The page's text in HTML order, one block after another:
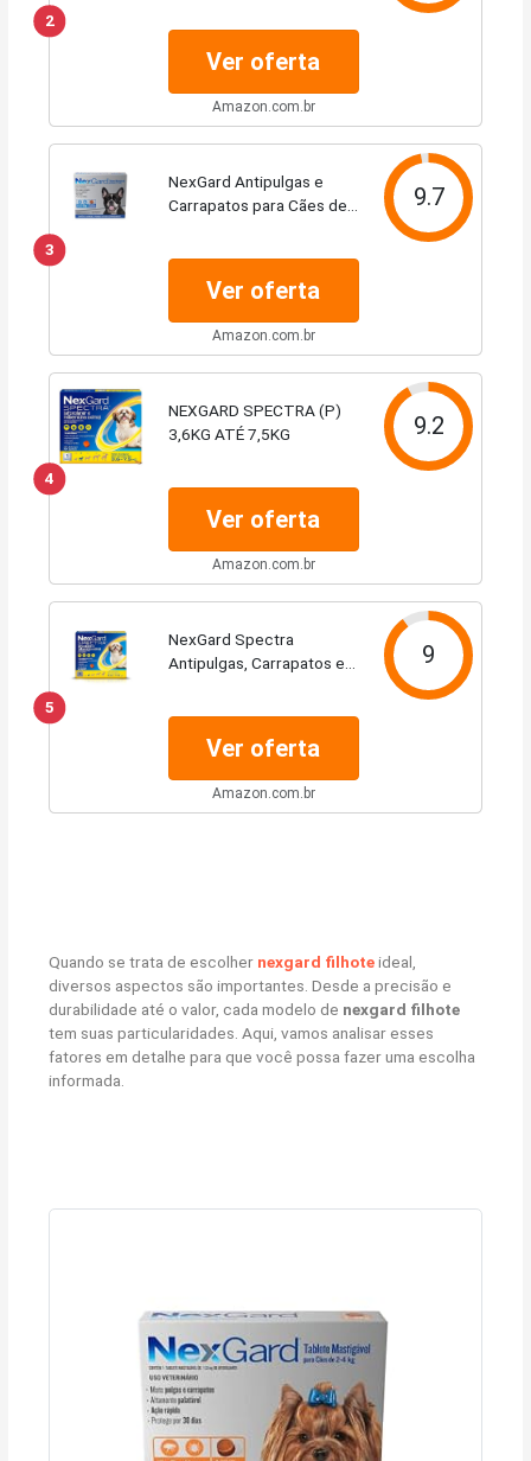
2
Ver oferta
Amazon.com.br
3
NexGard Antipulgas e
Carrapatos para Cães de
9.7
Ver oferta
Amazon.com.br
4
NEXGARD SPECTRA (P)
3,6KG ATÉ 7,5KG
9.2
Ver oferta
Amazon.com.br
5
NexGard Spectra
Antipulgas, Carrapatos e
9
Ver oferta
Amazon.com.br
Quando se trata de escolher nexgard filhoteideal,
diversos aspectos são importantes. Desde a precisão e
durabilidade até o valor, cada modelo de nexgard filhote
tem suas particularidades. Aqui, vamos analisar esses
fatores em detalhe para que você possa fazer uma escolha
informada.